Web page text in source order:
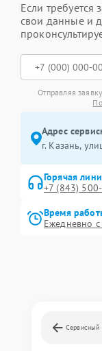
Если требуется
свои данные и
Отправляя
Адрес
г. Казань,
Горячая
+7 (843)
Время
Ежедневно
Сервисный